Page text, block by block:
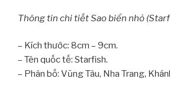
Thông tin chi tiết Sao biển nhỏ
– Kích thước: 8cm – 9cm.
– Tên quốc tế: Starfish.
– Phân bố: Vũng Tàu, Nha Trang,